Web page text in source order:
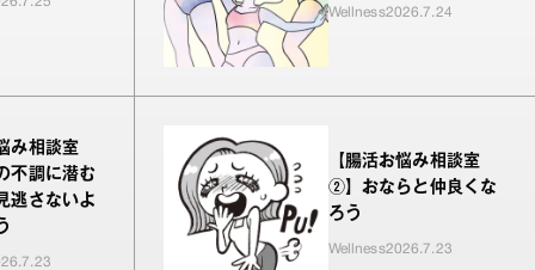
Wellness2026.7.24
み相談室
不調に潜む
逃さないよ
【腸活お悩み相談室
②】おならと仲良くな
ろう
Wellness2026.7.23